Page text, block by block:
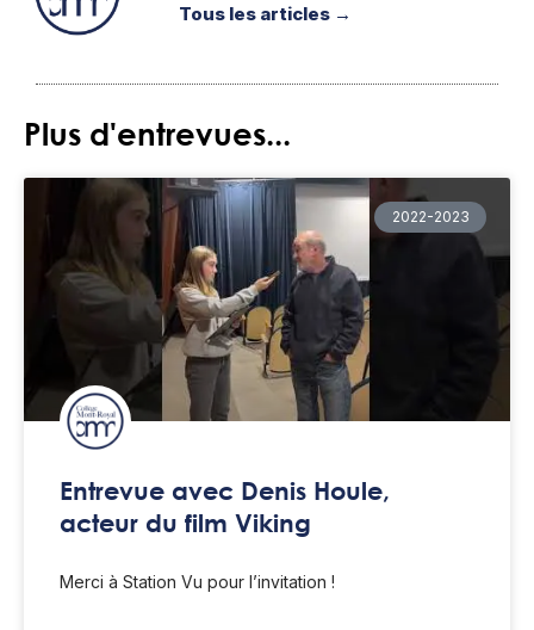
Tous les articles →
Plus d'entrevues...
2022-2023
Entrevue avec Denis Houle,
acteur du film Viking
Merci à Station Vu pour l’invitation !